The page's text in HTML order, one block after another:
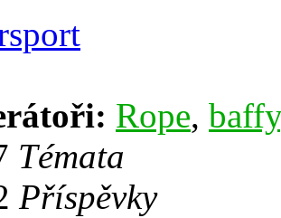
Rope, baffy
Témata
Příspěvky